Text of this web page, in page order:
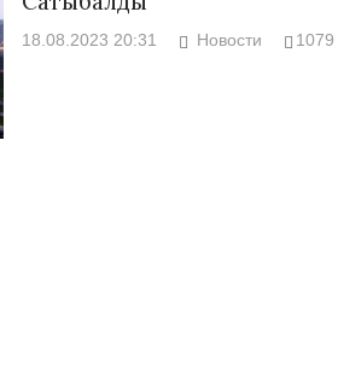
18.08.2023 20:31 Новости 1079